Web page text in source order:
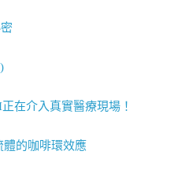
在介入真實醫療現場！
的咖啡環效應